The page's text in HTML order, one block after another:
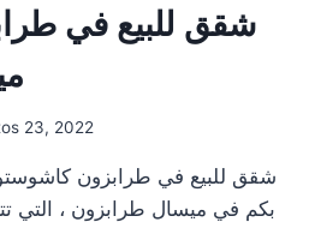
شقق للبيع في
23, 2022
شقق للبيع في طرابزون